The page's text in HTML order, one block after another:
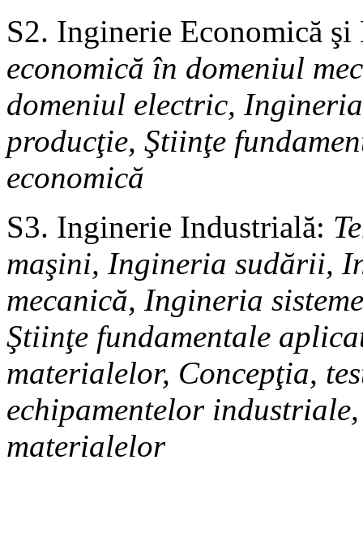
S2. Inginerie Economică
economică în domeniul
domeniul electric,
producţie, Ştiinţe
economică
S3. Inginerie Industrială:
maşini, Ingineria sudării,
mecanică, Ingineria
Ştiinţe fundamentale
materialelor, Concepţia,
echipamentelor
materialelor